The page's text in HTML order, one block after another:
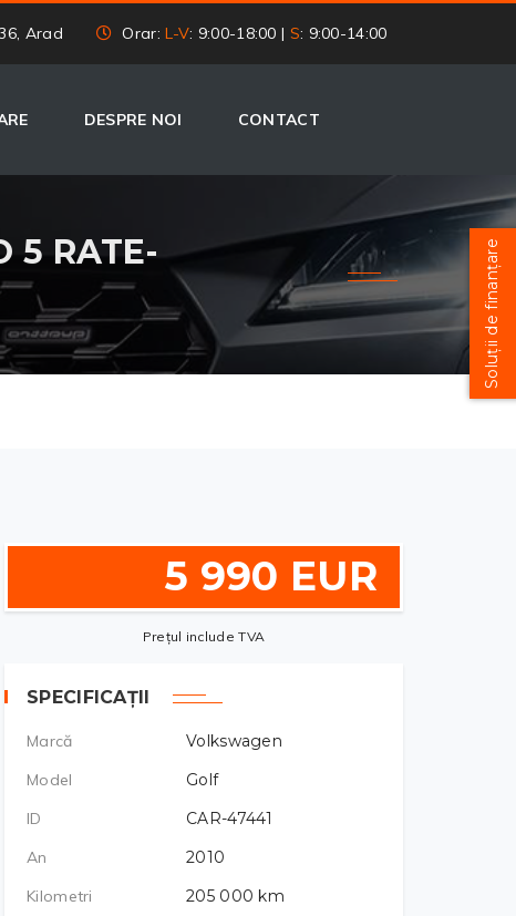
Arad Orar:L-V: 9:00-18:00 | S: 9:00-14:00
DESPRE NOI CONTACT
5 RATE-
5 990 EUR
Prețul include TVA
SPECIFICAȚII
Marcă
Volkswagen
Model
Golf
ID
CAR-47441
An
2010
Kilometri
205 000 km
Soluții de finanțare